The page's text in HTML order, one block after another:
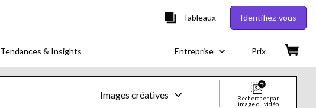
Tableaux Identifiez-vous
Tendances & Insights Entreprise Prix
Images créatives
Rechercher par
image ou vidéo